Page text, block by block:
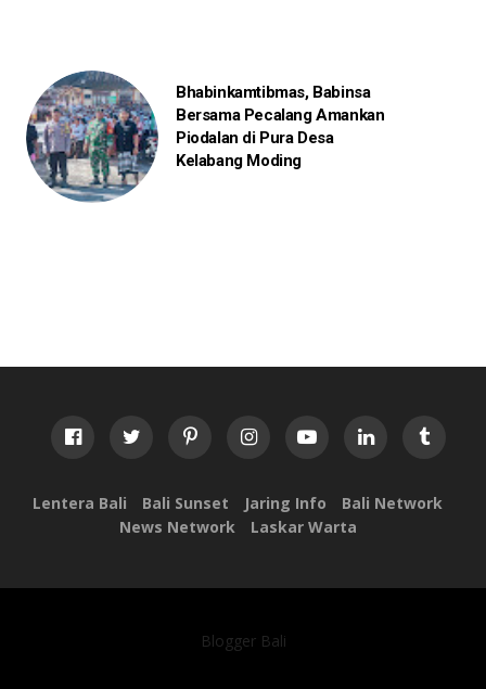
Bhabinkamtibmas, Babinsa
Bersama Pecalang Amankan
Piodalan di Pura Desa
Kelabang Moding
Lentera Bali Bali Sunset Jaring Info
Bali Network
News Network
Laskar Warta
Blogger Bali